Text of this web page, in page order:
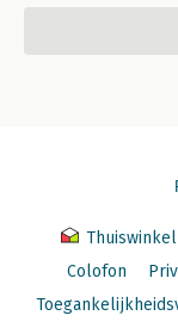
Colofon